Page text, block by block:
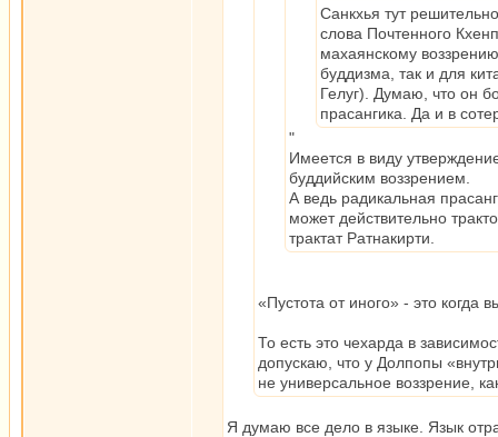
Санкхья тут
слова Почтенного
махаянскому
буддизма, так и для
Гелуг). Думаю, что он
прасангика. Да и в
"
Имеется в виду
буддийским воззрением.
А ведь радикальная
может действительно
трактат Ратнакирти.
«Пустота от иного» - это когда
То есть это чехарда в
допускаю, что у Долпопы
не универсальное воззрение,
Я думаю все дело в языке. Язык